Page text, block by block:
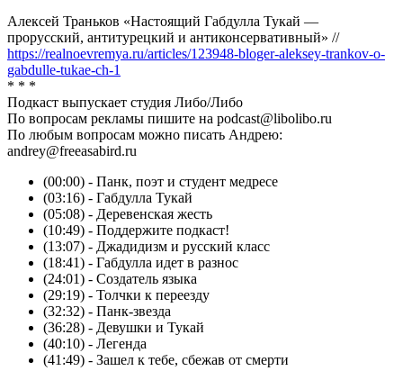
Алексей Траньков «Настоящий Габдулла Тукай —
прорусский, антитурецкий и антиконсервативный» //
https://realnoevremya.ru/articles/123948-bloger-aleksey-trankov-o-
gabdulle-tukae-ch-1
* * *
Подкаст выпускает студия Либо/Либо
По вопросам рекламы пишите на podcast@libolibo.ru
По любым вопросам можно писать Андрею:
andrey@freeasabird.ru
(00:00) - Панк, поэт и студент медресе
(03:16) - Габдулла Тукай
(05:08) - Деревенская жесть
(10:49) - Поддержите подкаст!
(13:07) - Джадидизм и русский класс
(18:41) - Габдулла идет в разнос
(24:01) - Создатель языка
(29:19) - Толчки к переезду
(32:32) - Панк-звезда
(36:28) - Девушки и Тукай
(40:10) - Легенда
(41:49) - Зашел к тебе, сбежав от смерти